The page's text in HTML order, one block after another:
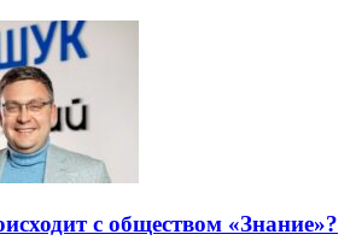
с обществом «Знание»?